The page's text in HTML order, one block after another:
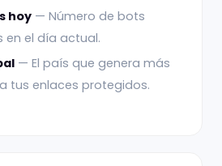
hoy — Número de bots
en el día actual.
— El país que genera más
tus enlaces protegidos.